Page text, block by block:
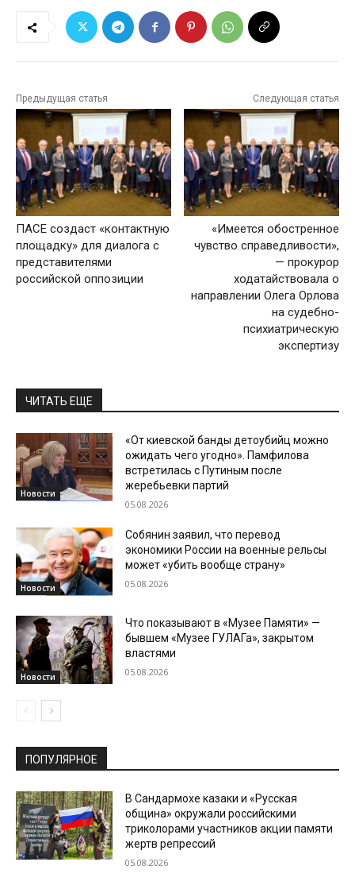
Предыдущая статья
ПАСЕ создаст «контактную
площадку» для диалога с
представителями
российской оппозиции
Следующая статья
«Имеется обостренное
чувство справедливости»,
— прокурор
ходатайствовала о
направлении Олега Орлова
на судебно-
психиатрическую
экспертизу
ЧИТАТЬ ЕЩЕ
Новости
«От киевской банды детоубийц можно
ожидать чего угодно». Памфилова
встретилась с Путиным после
жеребьевки партий
05.08.2026
Новости
Собянин заявил, что перевод
экономики России на военные рельсы
может «убить вообще страну»
05.08.2026
Новости
Что показывают в «Музее Памяти» —
бывшем «Музее ГУЛАГа», закрытом
властями
05.08.2026
ПОПУЛЯРНОЕ
В Сандармохе казаки и «Русская
община» окружали российскими
триколорами участников акции памяти
жертв репрессий
05.08.2026